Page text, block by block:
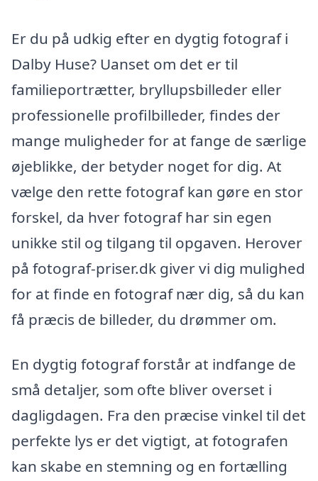
Er du på udkig efter en dygtig fotograf i
Dalby Huse? Uanset om det er til
familieportrætter, bryllupsbilleder eller
professionelle profilbilleder, findes der
mange muligheder for at fange de særlige
øjeblikke, der betyder noget for dig. At
vælge den rette fotograf kan gøre en stor
forskel, da hver fotograf har sin egen
unikke stil og tilgang til opgaven. Herover
på fotograf-priser.dk giver vi dig mulighed
for at finde en fotograf nær dig, så du kan
få præcis de billeder, du drømmer om.
En dygtig fotograf forstår at indfange de
små detaljer, som ofte bliver overset i
dagligdagen. Fra den præcise vinkel til det
perfekte lys er det vigtigt, at fotografen
kan skabe en stemning og en fortælling